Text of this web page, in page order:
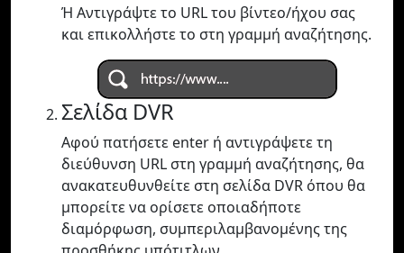
Ή Αντιγράψτε το URL του βίντεο/ήχου σας
και επικολλήστε το στη γραμμή αναζήτησης.
Σελίδα DVR
Αφού πατήσετε enter ή αντιγράψετε τη
διεύθυνση URL στη γραμμή αναζήτησης, θα
ανακατευθυνθείτε στη σελίδα DVR όπου θα
μπορείτε να ορίσετε οποιαδήποτε
διαμόρφωση, συμπεριλαμβανομένης της